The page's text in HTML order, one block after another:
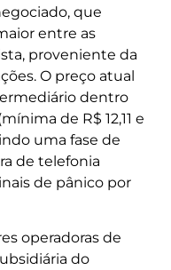
que
entre as
proveniente da
O preço atual
dentro
de R$ 12,11 e
uma fase de
de telefonia
de pânico por
operadoras de
do